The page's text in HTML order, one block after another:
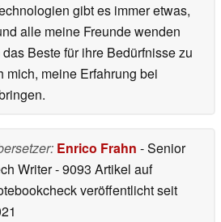
gibt es immer etwas,
alle meine Freunde wenden
Beste für ihre Bedürfnisse zu
mich, meine Erfahrung bei
Enrico Frahn - Senior
Writer- 9093 Artikel auf
veröffentlichtseit